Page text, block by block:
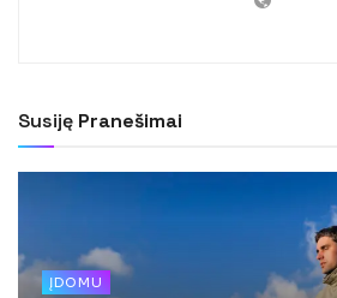
Susiję Pranešimai
ĮDOMU